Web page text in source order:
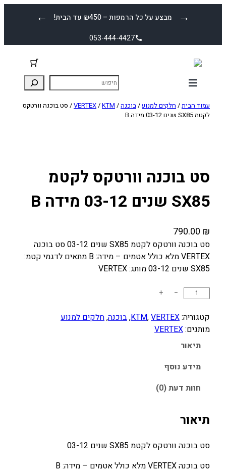
← מבצע על כל הרמפות – ₪450 עד הבית! →
053-444-4427
עמוד הבית/ חלקים למנוע/בוכנה/
VERTEX/KTM
/ סט בוכנה וורטקס
לקטמ SX85 שנים 03-12 מידה B
סט בוכנה וורטקס לקטמ
SX85 שנים 03-12 מידה B
790.00 ₪
סט בוכנה וורטקס לקטמ SX85 שנים 03-12 סט בוכנה
VERTEX מלא כולל אטמים – מידה: B מתאים לדגמי קטמ:
SX85 שנים 03-12 מותג: VERTEX
ו
ת
כ
נ
ו
ו
−
+
קטגוריה: KTM, VERTEX
, בוכנה, חלקים למנוע
מותגים:VERTEX
תיאור
מידע נוסף
חוות דעת (0)
תיאור
סט בוכנה וורטקס לקטמ SX85 שנים 03-12
סט בוכנה VERTEX מלא כולל אטמים – מידה: B